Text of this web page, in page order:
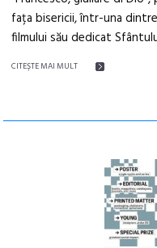
fața bisericii, într-una
filmului său dedicat
CITEŞTE MAI MULT